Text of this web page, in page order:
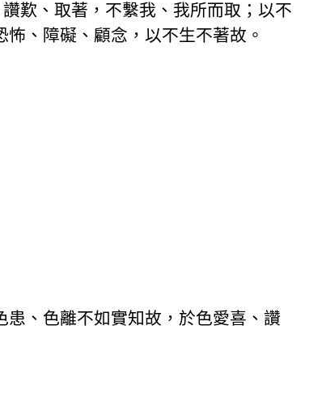
歎、取著，不繫我、我所而取；以不
、障礙、顧念，以不生不著故。
、色離不如實知故，於色愛喜、讚